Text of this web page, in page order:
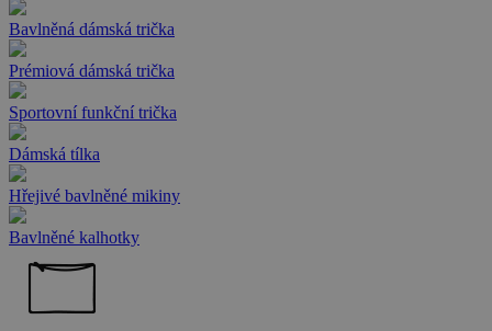
Bavlněná dámská trička
Prémiová dámská trička
Sportovní funkční trička
Dámská tílka
Hřejivé bavlněné mikiny
Bavlněné kalhotky